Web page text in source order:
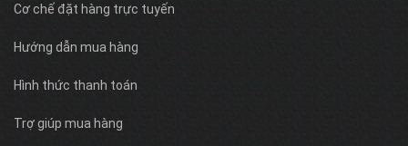
Cơ chế đặt hàng trực tuyến
Hướng dẫn mua hàng
Hình thức thanh toán
Trợ giúp mua hàng